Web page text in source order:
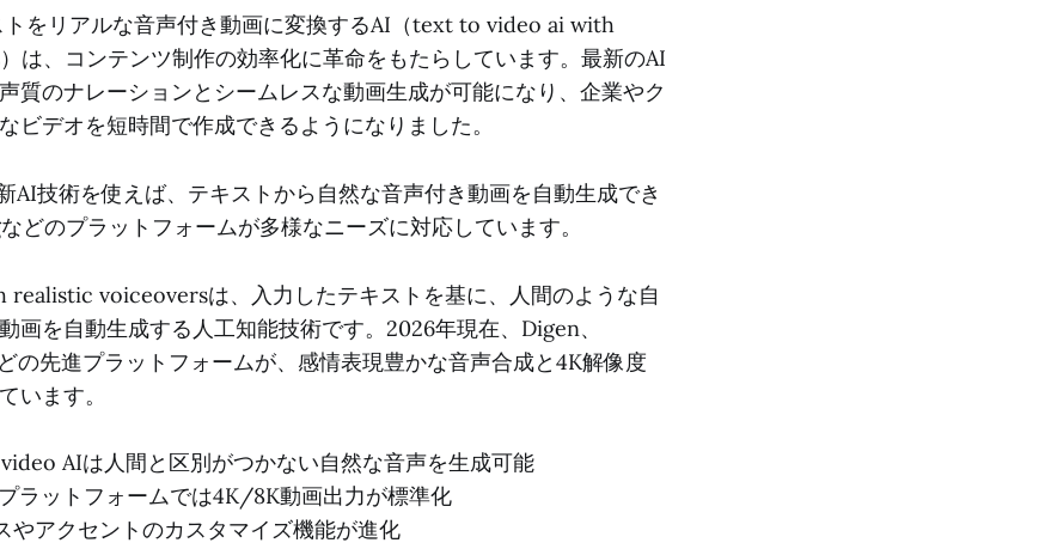
をリアルな音声付き動画に変換するAI（text to video ai with
は、コンテンツ制作の効率化に革命をもたらしています。最新のAI
質のナレーションとシームレスな動画生成が可能になり、企業やク
ビデオを短時間で作成できるようになりました。
AI技術を使えば、テキストから自然な音声付き動画を自動生成でき
どのプラットフォームが多様なニーズに対応しています。
voiceoversは、入力したテキストを基に、人間のような自
画を自動生成する人工知能技術です。2026年現在、Digen、
の先進プラットフォームが、感情表現豊かな音声合成と4K解像度
います。
AIは人間と区別がつかない自然な音声を生成可能
ラットフォームでは4K/8K動画出力が標準化
やアクセントのカスタマイズ機能が進化